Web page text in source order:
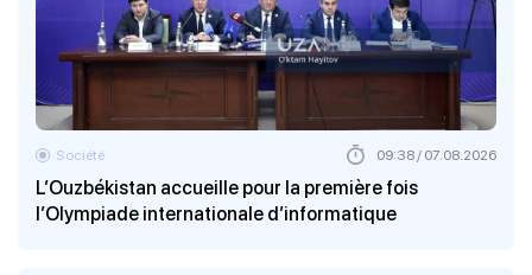
L’Ouzbékistan accueille pour la première fois
l’Olympiade internationale d’informatique
Société 09:38 / 07.08.2026